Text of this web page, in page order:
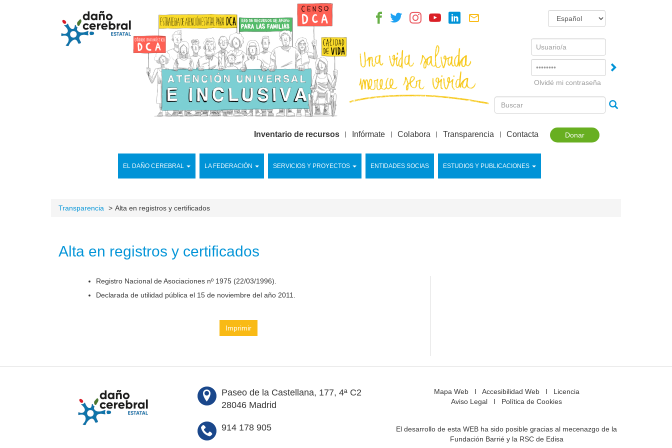
Username
Olvidé mi contraseña
Donar
EL DAÑO CEREBRAL LA FEDERACIÓN SERVICIOS Y PROYECTOS ENTIDADES SOCIAS ESTUDIOS Y PUBLICACIONES
Inventario de recursos Infórmate Colabora Transparencia Contacta
Transparencia Alta en registros y certificados
Alta en registros y certificados
Registro Nacional de Asociaciones nº 1975 (22/03/1996).
Declarada de utilidad pública el 15 de noviembre del año 2011.
Imprimir
Paseo de la Castellana, 177, 4ª C2
28046 Madrid
914 178 905
Mapa WebI Accesibilidad WebI Licencia
Aviso Legal I Política de Cookies
El desarrollo de esta WEB ha sido posible gracias al mecenazgo de la
Fundación Barrié y la RSC de Edisa